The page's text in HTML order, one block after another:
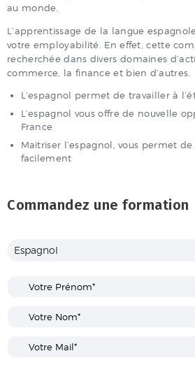
au monde.
L’apprentissage de la langue
votre employabilité.
En effet, cette
recherchée dans divers domaines
commerce, la finance et bien d’autres.
L’espagnol permet de travailler à
L’espagnol vous offre de nouvelle
France
Maitriser l’espagnol, vous permet
facilement
Commandez une formation